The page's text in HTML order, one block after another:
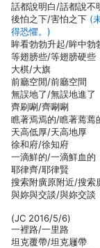
話都說明白/話都說不
後怕之下/害怕之下 (
得恐懼。)
眸看勃勃升起/眸中勃
等翅膀些/等翅膀硬些
大棋/大旗
前廳空閒/前廳空間
無誤地了/無誤地進了
齊刷唰/齊唰唰
瞧著焉焉的/瞧著蔫蔫
天高低厚/天高地厚
徐和府/徐知府
一滴鮮的/一滴鮮血的
耶律齊/耶律賢
搜索附廣原附近/搜索
與妳與交談/與妳交談
(JC 2016/5/6)
一裡路/一里路
坦克覆帶/坦克屨帶